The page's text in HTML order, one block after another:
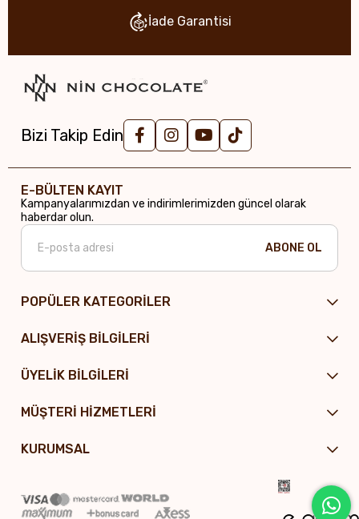
İade Garantisi
Bizi Takip Edin
POPÜLER KATEGORİLER
ALIŞVERİŞ BİLGİLERİ
ÜYELİK BİLGİLERİ
MÜŞTERİ HİZMETLERİ
KURUMSAL
E-BÜLTEN KAYIT
Kampanyalarımızdan ve indirimlerimizden güncel olarak
haberdar olun.
ABONE OL